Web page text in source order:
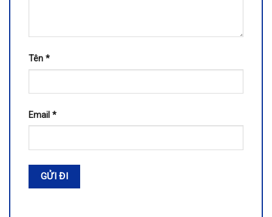
Tên *
Email *